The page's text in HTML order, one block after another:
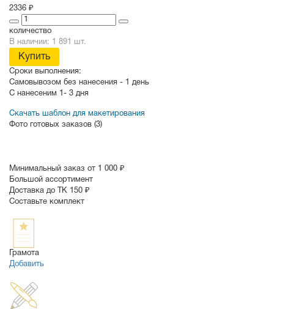
2336 ₽
количество
В наличии: 1 891 шт.
Купить
Сроки выполнения:
Самовывозом без нанесения - 1 день
С нанесеним 1- 3 дня
Скачать шаблон для макетирования
Фото готовых заказов (3)
Минимальный заказ от 1 000 ₽
Большой ассортимент
Доставка до ТК 150 ₽
Составьте комплект
Грамота
Добавить